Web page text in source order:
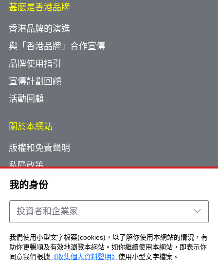
我的身份
投資者和企業家
我們使用小型文字檔案(cookies)，以了解你使用本網站的情況，有
助你更暢順及有效地瀏覽本網站。如你繼續使用本網站，即表示你
同意我們根據 《收集個人資料聲明》 使用小型文字檔案。
甚麽是香港品牌
香港品牌的演進
與「香港品牌」合作宣傳
品牌使用指引
宣傳計劃回顧
活動回顧
關於本網站
版權和免責聲明
私隱政策
使用小型文字檔案
網頁指南
聯絡我們
Copyright © Brand Hong Kong. All Rights